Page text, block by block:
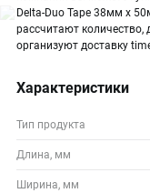
Delta-Duo Tape 38мм х
рассчитают количество,
организуют доставку
Характеристики
Тип продукта
Длина, мм
Ширина, мм